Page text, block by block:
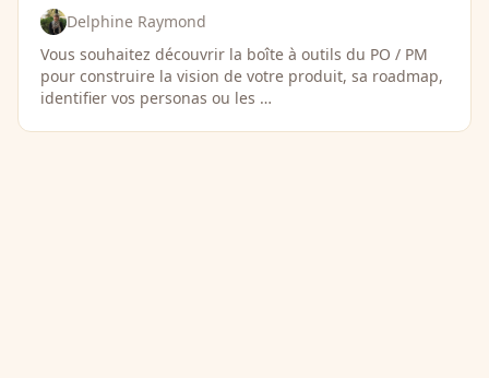
Delphine Raymond
Vous souhaitez découvrir la boîte à outils du PO / PM
pour construire la vision de votre produit, sa roadmap,
identifier vos personas ou les …